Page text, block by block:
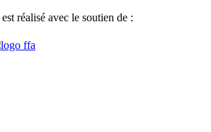
réalisé avec le soutien de :